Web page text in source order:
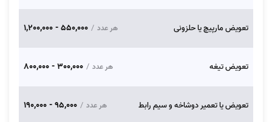
تعویض مارپیچ یا حلزونی هر عدد /
550,000 - 1,200,000
تعویض تیغه هر عدد /
300,000 - 800,000
تعویض یا تعمیر دوشاخه و سیم رابط هر عدد /
95,000 - 190,000